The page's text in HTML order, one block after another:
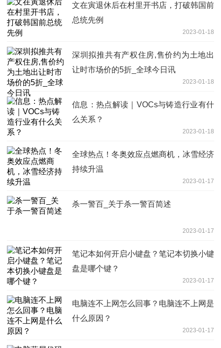
文在寅退休后在村里开书店，打破韩国前
总统先例
2023-01-18
深圳拟推共有产权住房,售价约为土地出
让时市场价的5折_全球今日讯
2023-01-18
信息：热点解读｜VOCs与铸造行业有什
么关系？
2023-01-18
全球热点！冬奥效应点燃商机，冰雪经济
持续升温
2023-01-17
杀一警百_关于杀一警百简述
2023-01-17
笔记本如何开启小键盘？笔记本切换小键
盘是哪个键？
2023-01-17
电脑连不上网怎么回事？电脑连不上网是
什么原因？
2023-01-17